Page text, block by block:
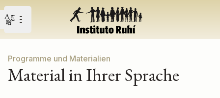
Open main menu
Open user menu
Programme und Materialien
Material in Ihrer Sprache